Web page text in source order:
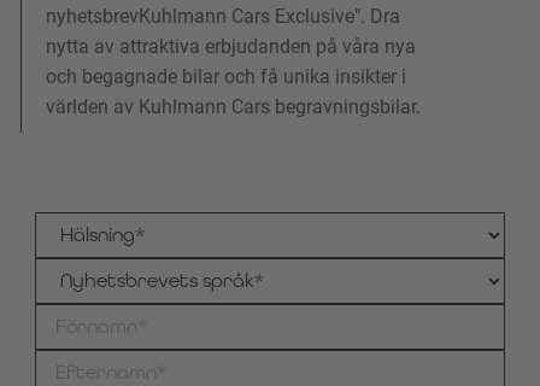
nyhetsbrevKuhlmann Cars Exclusive". Dra
nytta av attraktiva erbjudanden på våra nya
och begagnade bilar och få unika insikter i
världen av Kuhlmann Cars begravningsbilar.